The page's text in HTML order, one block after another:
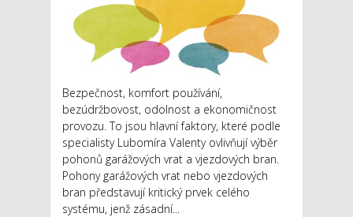
Bezpečnost, komfort používání,
bezúdržbovost, odolnost a ekonomičnost
provozu. To jsou hlavní faktory, které podle
specialisty Lubomíra Valenty ovlivňují výběr
pohonů garážových vrat a vjezdových bran.
Pohony garážových vrat nebo vjezdových
bran představují kritický prvek celého
systému, jenž zásadní...